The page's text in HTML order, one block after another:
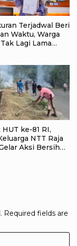
Terjadwal Beri
Waktu, Warga
Lagi Lama
ke-81 RI,
NTT Raja
Aksi Bersih
Required fields are